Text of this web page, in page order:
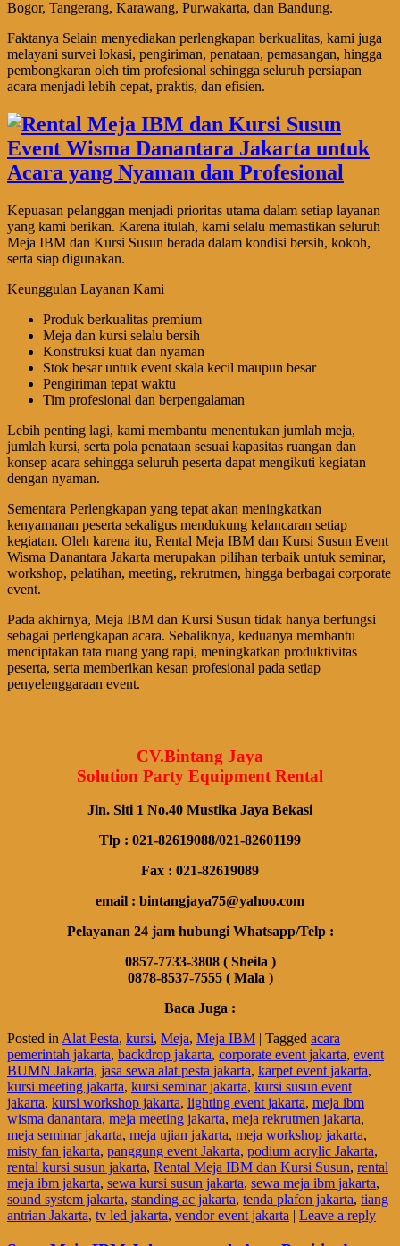
Bogor, Tangerang, Karawang, Purwakarta, dan Bandung.
Faktanya Selain menyediakan perlengkapan berkualitas, kami juga
melayani survei lokasi, pengiriman, penataan, pemasangan, hingga
pembongkaran oleh tim profesional sehingga seluruh persiapan
acara menjadi lebih cepat, praktis, dan efisien.
Kepuasan pelanggan menjadi prioritas utama dalam setiap layanan
yang kami berikan. Karena itulah, kami selalu memastikan seluruh
Meja IBM dan Kursi Susun berada dalam kondisi bersih, kokoh,
serta siap digunakan.
Keunggulan Layanan Kami
Produk berkualitas premium
Meja dan kursi selalu bersih
Konstruksi kuat dan nyaman
Stok besar untuk event skala kecil maupun besar
Pengiriman tepat waktu
Tim profesional dan berpengalaman
Lebih penting lagi, kami membantu menentukan jumlah meja,
jumlah kursi, serta pola penataan sesuai kapasitas ruangan dan
konsep acara sehingga seluruh peserta dapat mengikuti kegiatan
dengan nyaman.
Sementara Perlengkapan yang tepat akan meningkatkan
kenyamanan peserta sekaligus mendukung kelancaran setiap
kegiatan. Oleh karena itu, Rental Meja IBM dan Kursi Susun Event
Wisma Danantara Jakarta merupakan pilihan terbaik untuk seminar,
workshop, pelatihan, meeting, rekrutmen, hingga berbagai corporate
event.
Pada akhirnya, Meja IBM dan Kursi Susun tidak hanya berfungsi
sebagai perlengkapan acara. Sebaliknya, keduanya membantu
menciptakan tata ruang yang rapi, meningkatkan produktivitas
peserta, serta memberikan kesan profesional pada setiap
penyelenggaraan event.
CV.Bintang Jaya
Solution Party Equipment Rental
Jln. Siti 1 No.40 Mustika Jaya Bekasi
Tlp : 021-82619088/021-82601199
Fax : 021-82619089
email : bintangjaya75@yahoo.com
Pelayanan 24 jam hubungi Whatsapp/Telp :
0857-7733-3808 ( Sheila )
0878-8537-7555 ( Mala )
Baca Juga :
Posted inAlat Pesta, kursi, Meja, Meja IBM | Tagged acara
pemerintah jakarta, backdrop jakarta, corporate event jakarta, event
BUMN Jakarta, jasa sewa alat pesta jakarta, karpet event jakarta,
kursi meeting jakarta, kursi seminar jakarta, kursi susun event
jakarta, kursi workshop jakarta, lighting event jakarta, meja ibm
wisma danantara, meja meeting jakarta, meja rekrutmen jakarta,
meja seminar jakarta, meja ujian jakarta, meja workshop jakarta,
misty fan jakarta, panggung event Jakarta, podium acrylic Jakarta,
rental kursi susun jakarta, Rental Meja IBM dan Kursi Susun, rental
meja ibm jakarta, sewa kursi susun jakarta, sewa meja ibm jakarta,
sound system jakarta, standing ac jakarta, tenda plafon jakarta, tiang
antrian Jakarta, tv led jakarta, vendor event jakarta | Leave a reply